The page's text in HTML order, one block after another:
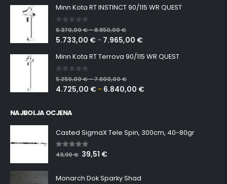
Minn Kota RT INSTINCT 90/115 WR QUEST
0 out of 5
6.370,00€–8.850,00€
5.733,00 € – 7.965,00 €
Minn Kota RT Terrova 90/115 WR QUEST
0 out of 5
5.250,00€–7.600,00€
4.725,00 € – 6.840,00 €
NAJBOLJA OCJENA
Casted SigmaX Tele Spin, 300cm, 40-80gr
5.00out of 5
43,90€ 39,51 €
Monarch Dok Sparky Shad